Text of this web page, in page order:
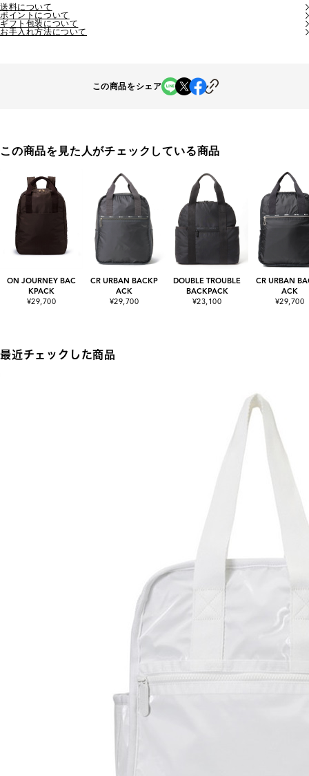
送料について
ポイントについて
ギフト包装について
お手入れ方法について
この商品をシェア
この商品を見た人がチェックしている商品
ON JOURNEY BAC
KPACK
¥29,700
CR URBAN BACKP
ACK
¥29,700
DOUBLE TROUBLE
BACKPACK
¥23,100
CR URBAN
ACK
¥29,700
最近チェックした商品